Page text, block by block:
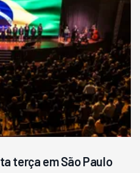
terça em São Paulo